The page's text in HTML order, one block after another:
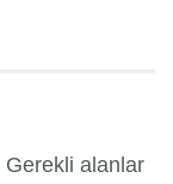
Gerekli alanlar